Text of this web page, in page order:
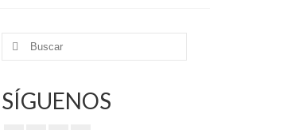
Buscar
SÍGUENOS